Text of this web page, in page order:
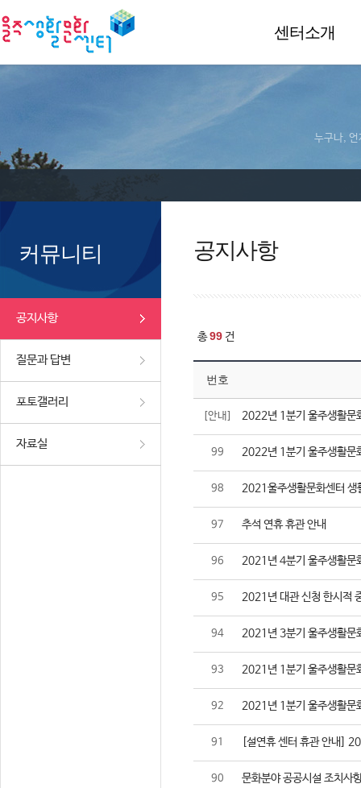
센터소개
누구나, 언
커뮤니티
공지사항
질문과 답변
포토갤러리
자료실
공지사항
총99 건
번호
[안내] 2022년 1분기 울주생활문
99 2022년 1분기 울주생활문
98 2021울주생활문화센터 생
97 추석 연휴 휴관 안내
96 2021년 4분기 울주생활문
95 2021년 대관 신청 한시적
94 2021년 3분기 울주생활문
93 2021년 1분기 울주생활문
92 2021년 1분기 울주생활문
91 [설연휴 센터 휴관 안내
90 문화분야 공공시설 조치사